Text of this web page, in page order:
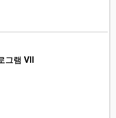
그램 Ⅶ